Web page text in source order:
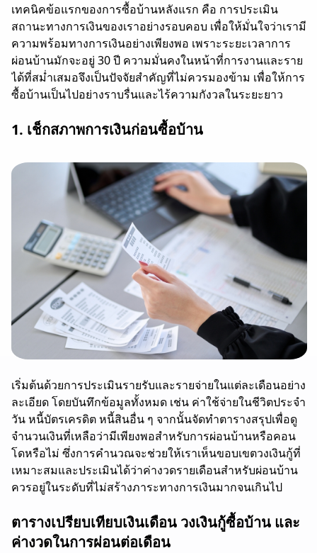
เทคนิคข้อแรกของการซื้อบ้านหลังแรก คือ การประเมิน
สถานะทางการเงินของเราอย่างรอบคอบ เพื่อให้มั่นใจว่าเรามี
ความพร้อมทางการเงินอย่างเพียงพอ เพราะระยะเวลาการ
ผ่อนบ้านมักจะอยู่ 30 ปี ความมั่นคงในหน้าที่การงานและราย
ได้ที่สม่ำเสมอจึงเป็นปัจจัยสำคัญที่ไม่ควรมองข้าม เพื่อให้การ
ซื้อบ้านเป็นไปอย่างราบรื่นและไร้ความกังวลในระยะยาว
1. เช็กสภาพการเงินก่อนซื้อบ้าน
เริ่มต้นด้วยการประเมินรายรับและรายจ่ายในแต่ละเดือนอย่าง
ละเอียด โดยบันทึกข้อมูลทั้งหมด เช่น ค่าใช้จ่ายในชีวิตประจำ
วัน หนี้บัตรเครดิต หนี้สินอื่น ๆ จากนั้นจัดทำตารางสรุปเพื่อดู
จำนวนเงินที่เหลือว่ามีเพียงพอสำหรับการผ่อนบ้านหรือคอน
โดหรือไม่ ซึ่งการคำนวณจะช่วยให้เราเห็นขอบเขตวงเงินกู้ที่
เหมาะสมและประเมินได้ว่าค่างวดรายเดือนสำหรับผ่อนบ้าน
ควรอยู่ในระดับที่ไม่สร้างภาระทางการเงินมากจนเกินไป
ตารางเปรียบเทียบเงินเดือน วงเงินกู้ซื้อบ้าน และ
ค่างวดในการผ่อนต่อเดือน